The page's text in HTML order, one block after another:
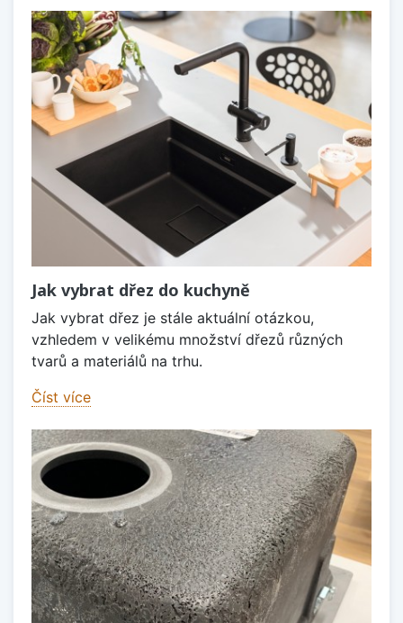
Jak vybrat dřez do kuchyně
Jak vybrat dřez je stále aktuální otázkou,
vzhledem v velikému množství dřezů různých
tvarů a materiálů na trhu.
Číst více